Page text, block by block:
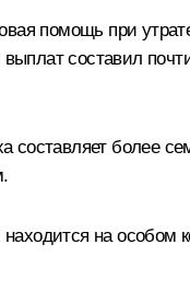
помощь при
составил
более
на особом